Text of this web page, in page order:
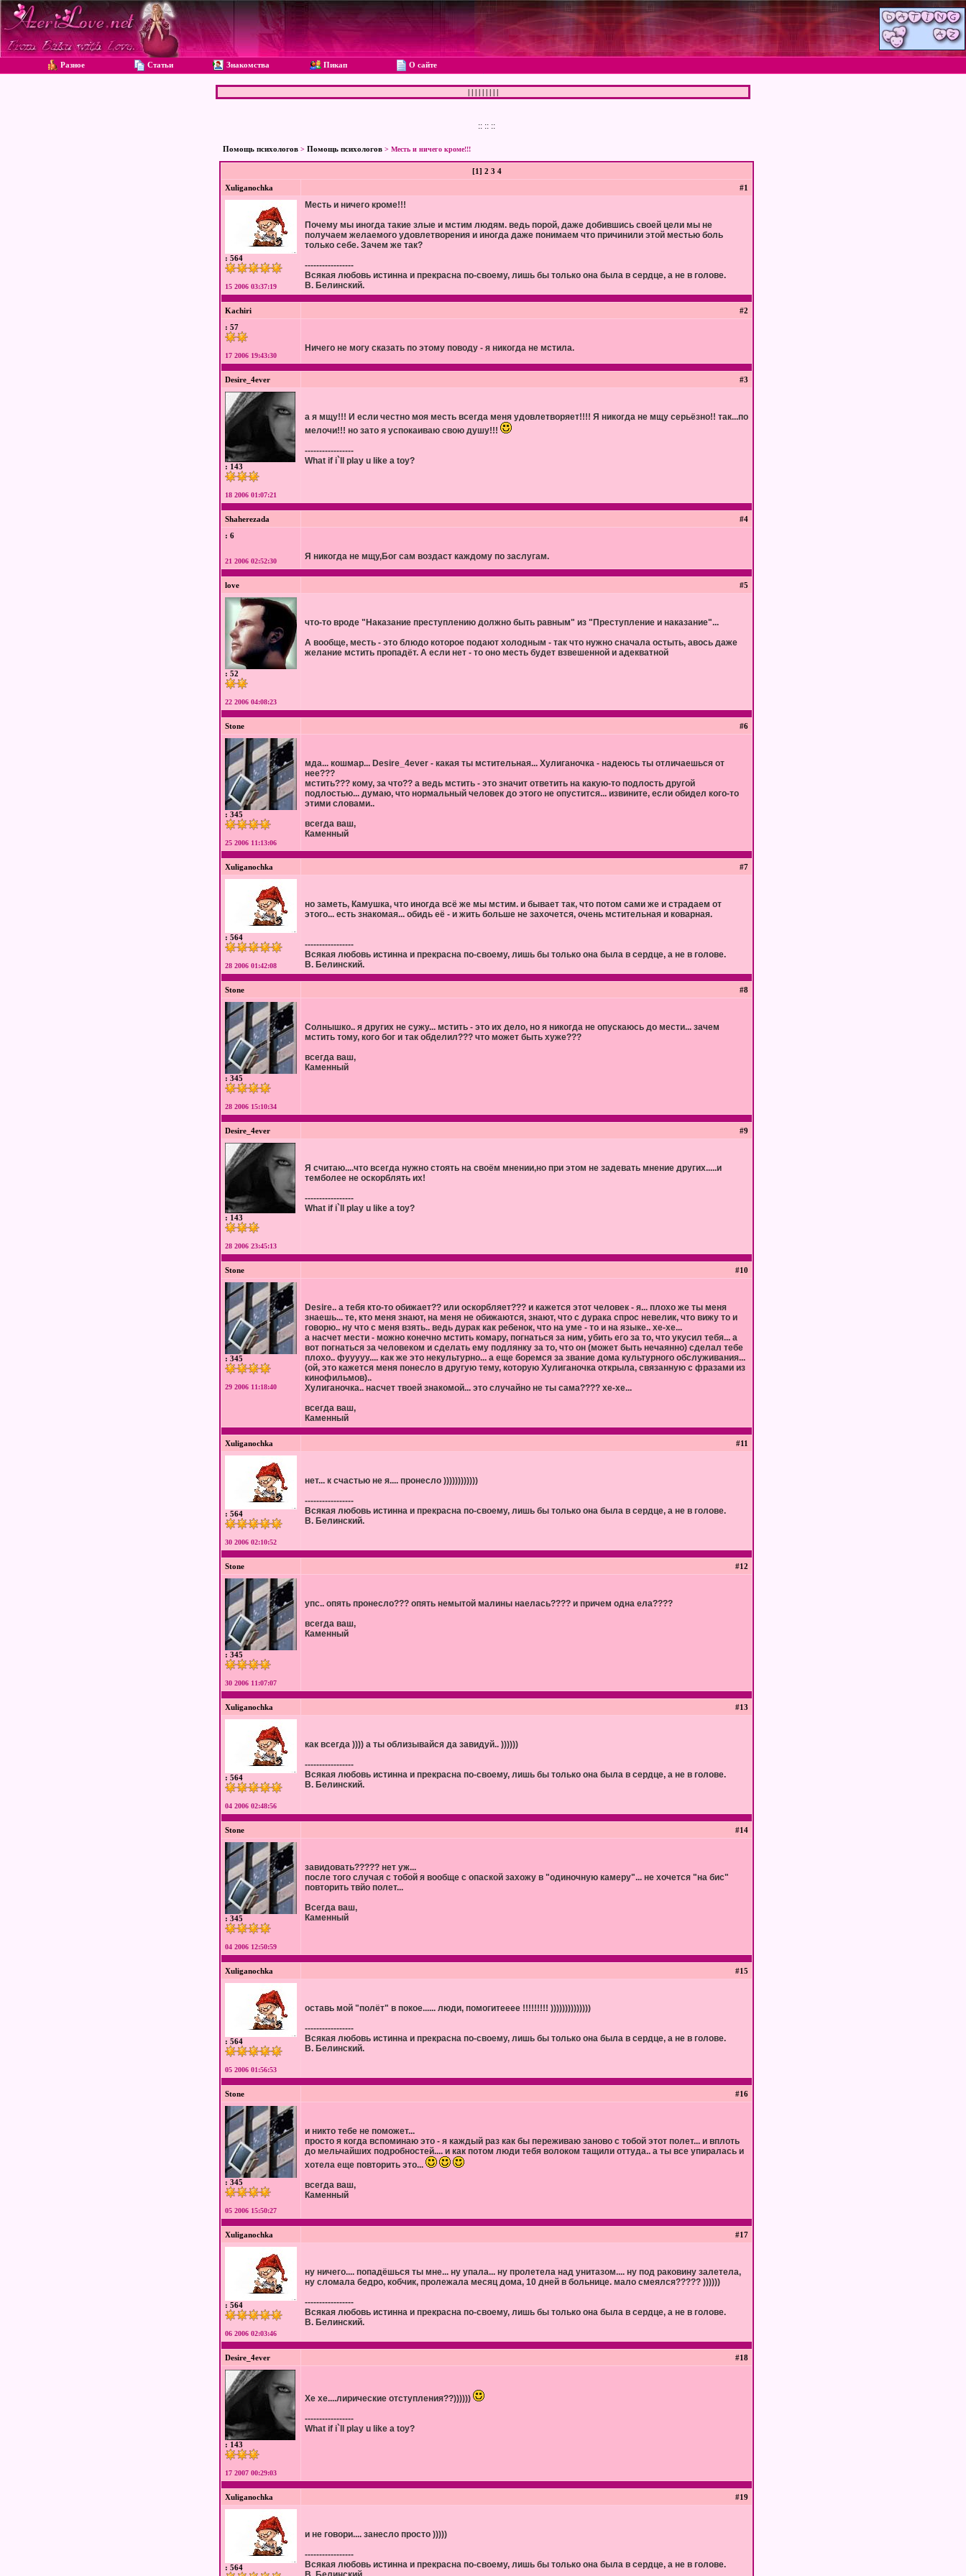
Разное Статьи Знакомства Пикап О сайте
| | | | | | | | |
:: :: ::
Помощь психологов > Помощь психологов > Месть и ничего кроме!!!
[1] 2 3 4
Xuliganochka
#1
: 564
15 2006 03:37:19
Месть и ничего кроме!!!
Почему мы иногда такие злые и мстим людям. ведь порой, даже добившись своей цели мы не
получаем желаемого удовлетворения и иногда даже понимаем что причинили этой местью боль
только себе. Зачем же так?
-----------------
Всякая любовь истинна и прекрасна по-своему, лишь бы только она была в сердце, а не в голове.
В. Белинский.
Kachiri
#2
: 57
17 2006 19:43:30
Ничего не могу сказать по этому поводу - я никогда не мстила.
Desire_4ever #3
: 143
18 2006 01:07:21
а я мщу!!! И если честно моя месть всегда меня удовлетворяет!!!! Я никогда не мщу серьёзно!! так...по
мелочи!!! но зато я успокаиваю свою душу!!!
-----------------
What if i`ll play u like a toy?
Shaherezada
#4
: 6
21 2006 02:52:30 Я никогда не мщу,Бог сам воздаст каждому по заслугам.
love #5
: 52
22 2006 04:08:23
что-то вроде "Наказание преступлению должно быть равным" из "Преступление и наказание"...
А вообще, месть - это блюдо которое подают холодным - так что нужно сначала остыть, авось даже
желание мстить пропадёт. А если нет - то оно месть будет взвешенной и адекватной
Stone #6
: 345
25 2006 11:13:06
мда... кошмар... Desire_4ever - какая ты мстительная... Хулиганочка - надеюсь ты отличаешься от
нее???
мстить??? кому, за что?? а ведь мстить - это значит ответить на какую-то подлость другой
подлостью... думаю, что нормальный человек до этого не опустится... извините, если обидел кого-то
этими словами..
всегда ваш,
Каменный
Xuliganochka #7
: 564
28 2006 01:42:08
но заметь, Камушка, что иногда всё же мы мстим. и бывает так, что потом сами же и страдаем от
этого... есть знакомая... обидь её - и жить больше не захочется, очень мстительная и коварная.
-----------------
Всякая любовь истинна и прекрасна по-своему, лишь бы только она была в сердце, а не в голове.
В. Белинский.
Stone #8
: 345
28 2006 15:10:34
Солнышко.. я других не сужу... мстить - это их дело, но я никогда не опускаюсь до мести... зачем
мстить тому, кого бог и так обделил??? что может быть хуже???
всегда ваш,
Каменный
Desire_4ever #9
: 143
28 2006 23:45:13
Я считаю....что всегда нужно стоять на своём мнении,но при этом не задевать мнение других.....и
темболее не оскорблять их!
-----------------
What if i`ll play u like a toy?
Stone #10
: 345
29 2006 11:18:40
Desire.. а тебя кто-то обижает?? или оскорбляет??? и кажется этот человек - я... плохо же ты меня
знаешь... те, кто меня знают, на меня не обижаются, знают, что с дурака спрос невелик, что вижу то и
говорю.. ну что с меня взять.. ведь дурак как ребенок, что на уме - то и на языке.. хе-хе...
а насчет мести - можно конечно мстить комару, погнаться за ним, убить его за то, что укусил тебя... а
вот погнаться за человеком и сделать ему подлянку за то, что он (может быть нечаянно) сделал тебе
плохо.. фууууу.... как же это некультурно... а еще боремся за звание дома культурного обслуживания...
(ой, это кажется меня понесло в другую тему, которую Хулиганочка открыла, связанную с фразами из
кинофильмов)..
Хулиганочка.. насчет твоей знакомой... это случайно не ты сама???? хе-хе...
всегда ваш,
Каменный
Xuliganochka #11
: 564
30 2006 02:10:52
нет... к счастью не я.... пронесло ))))))))))))
-----------------
Всякая любовь истинна и прекрасна по-своему, лишь бы только она была в сердце, а не в голове.
В. Белинский.
Stone #12
: 345
30 2006 11:07:07
упс.. опять пронесло??? опять немытой малины наелась???? и причем одна ела????
всегда ваш,
Каменный
Xuliganochka #13
: 564
04 2006 02:48:56
как всегда )))) а ты облизывайся да завидуй.. ))))))
-----------------
Всякая любовь истинна и прекрасна по-своему, лишь бы только она была в сердце, а не в голове.
В. Белинский.
Stone #14
: 345
04 2006 12:50:59
завидовать????? нет уж...
после того случая с тобой я вообще с опаской захожу в "одиночную камеру"... не хочется "на бис"
повторить твйо полет...
Всегда ваш,
Каменный
Xuliganochka #15
: 564
05 2006 01:56:53
оставь мой "полёт" в покое...... люди, помогитееее !!!!!!!!! ))))))))))))))
-----------------
Всякая любовь истинна и прекрасна по-своему, лишь бы только она была в сердце, а не в голове.
В. Белинский.
Stone #16
: 345
05 2006 15:50:27
и никто тебе не поможет...
просто я когда вспоминаю это - я каждый раз как бы переживаю заново с тобой этот полет... и вплоть
до мельчайших подробностей.... и как потом люди тебя волоком тащили оттуда.. а ты все упиралась и
хотела еще повторить это...
всегда ваш,
Каменный
Xuliganochka #17
: 564
06 2006 02:03:46
ну ничего.... попадёшься ты мне... ну упала... ну пролетела над унитазом.... ну под раковину залетела,
ну сломала бедро, кобчик, пролежала месяц дома, 10 дней в больнице. мало смеялся????? ))))))
-----------------
Всякая любовь истинна и прекрасна по-своему, лишь бы только она была в сердце, а не в голове.
В. Белинский.
Desire_4ever #18
: 143
17 2007 00:29:03
Хе хе....лирические отступления??))))))
-----------------
What if i`ll play u like a toy?
Xuliganochka #19
: 564
и не говори.... занесло просто )))))
-----------------
Всякая любовь истинна и прекрасна по-своему, лишь бы только она была в сердце, а не в голове.